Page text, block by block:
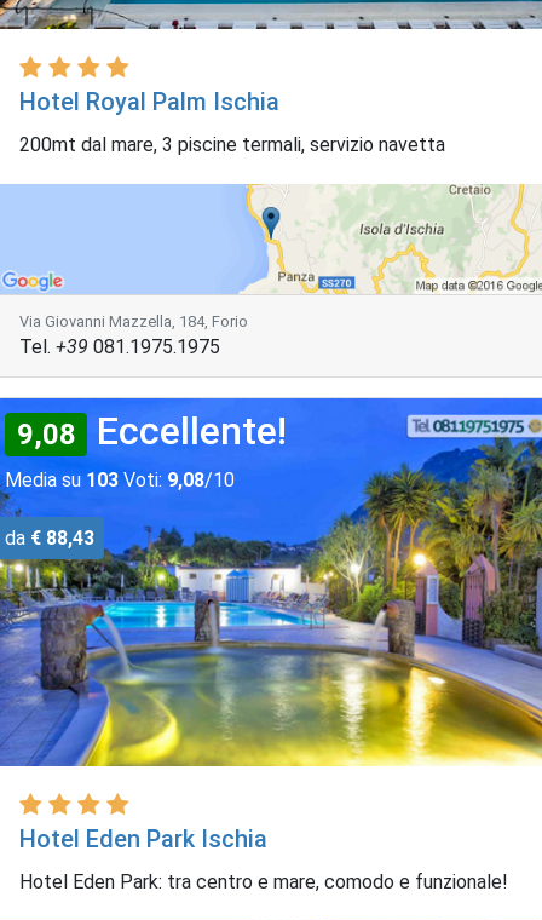
Hotel Royal Palm Ischia
200mt dal mare, 3 piscine termali, servizio navetta
Via Giovanni Mazzella, 184, Forio
Tel. +39 081.1975.1975
9,08 Eccellente!
Media su 103 Voti: 9,08/10
da € 88,43
Hotel Eden Park Ischia
Hotel Eden Park: tra centro e mare, comodo e funzionale!